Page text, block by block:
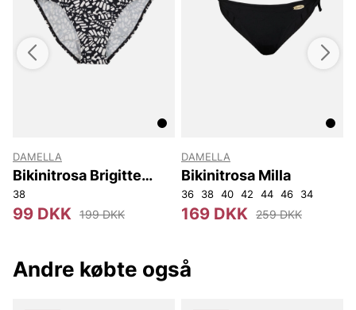
46D/E 40F/G 42F/G 44F/G 46F/G 48F/G
DAMELLA
Bikinitrosa Brigitte
33803 Damella
38
99 DKK 199 DKK
DAMELLA
Bikinitrosa Milla
36 38 40 42 44 46 34
169 DKK 259 DKK
Andre købte også